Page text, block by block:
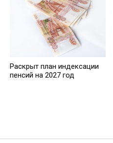
Рaскрыт план индексации
пенсий на 2027 год